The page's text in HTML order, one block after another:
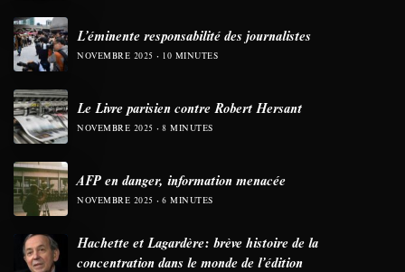
L’éminente responsabilité des journalistes
NOVEMBRE 2025 10 MINUTES
Le Livre parisien contre Robert Hersant
NOVEMBRE 2025 8 MINUTES
AFP en danger, information menacée
NOVEMBRE 2025 6 MINUTES
Hachette et Lagardère: brève histoire de la
concentration dans le monde de l’édition